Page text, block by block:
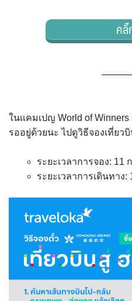
คลิ๊
ในแคมเปญ World of
รออยู่ด้วยนะ ไปดูวิธีจองเที่ยว
ระยะเวลาการจอง: 11
ระยะเวลาการเดินทาง: